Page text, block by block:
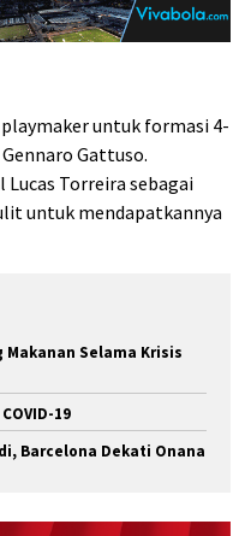
untuk formasi 4-
Gattuso.
Torreira sebagai
untuk mendapatkannya
Selama Krisis
19
Barcelona Dekati Onana